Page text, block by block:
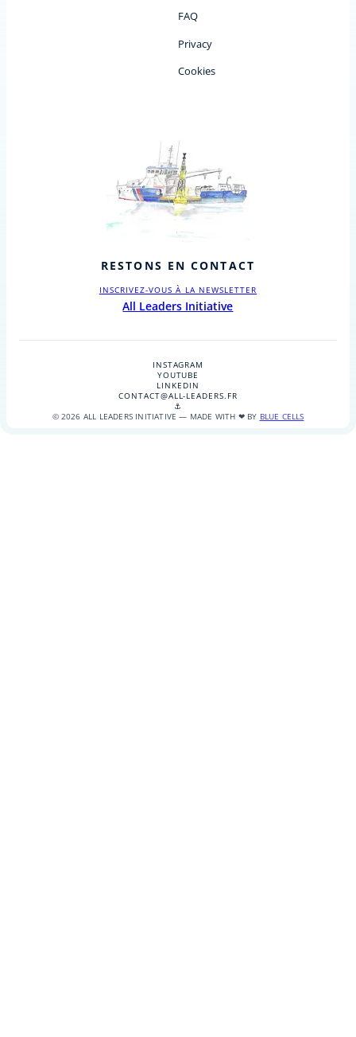
FAQ
Privacy
Cookies
RESTONS EN CONTACT
INSCRIVEZ-VOUS À LA NEWSLETTER
All Leaders Initiative
INSTAGRAM
YOUTUBE
LINKEDIN
CONTACT@ALL-LEADERS.FR
⚓
© 2026 ALL LEADERS INITIATIVE — MADE WITH ❤ BY BLUE CELLS